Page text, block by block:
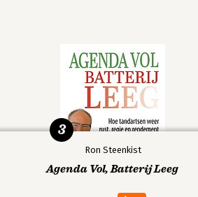
Ron Steenkist
Agenda Vol, Batterij Leeg
3